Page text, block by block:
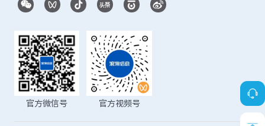
官方微信号 官方视频号